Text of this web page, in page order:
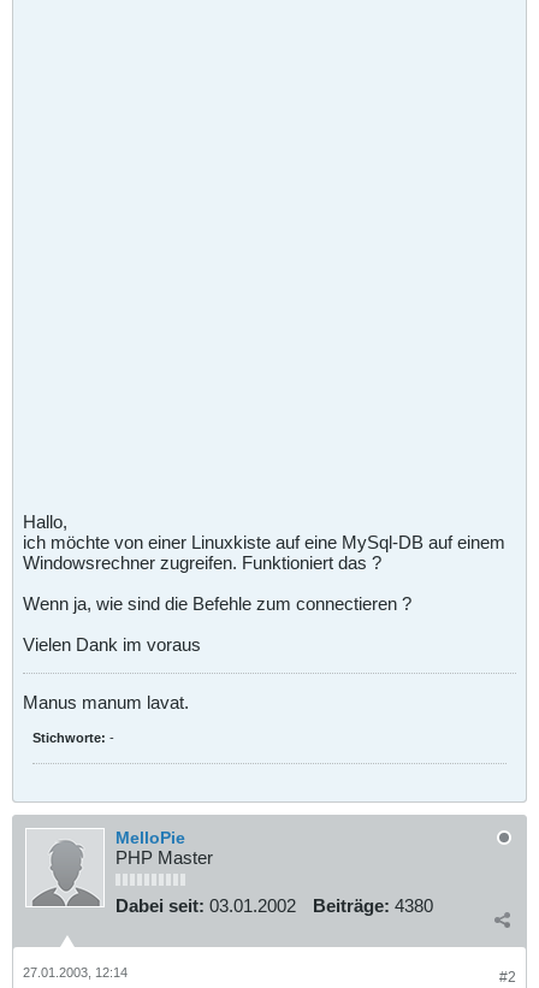
Hallo,
ich möchte von einer Linuxkiste auf eine MySql-DB auf einem
Windowsrechner zugreifen. Funktioniert das ?
Wenn ja, wie sind die Befehle zum connectieren ?
Vielen Dank im voraus
Manus manum lavat.
Stichworte: -
MelloPie
PHP Master
Dabei seit: 03.01.2002 Beiträge: 4380
#2
27.01.2003, 12:14